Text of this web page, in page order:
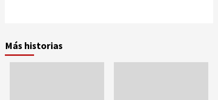
Más historias